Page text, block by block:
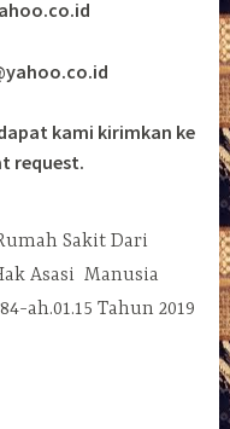
dapat kami kirimkan ke
request.
Sakit Dari
Asasi Manusia
ah.01.15 Tahun 2019